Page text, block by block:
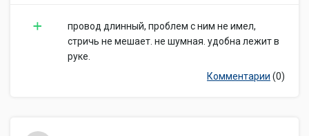
провод длинный, проблем с ним не имел,
стричь не мешает. не шумная. удобна лежит в
руке.
Комментарии (0)